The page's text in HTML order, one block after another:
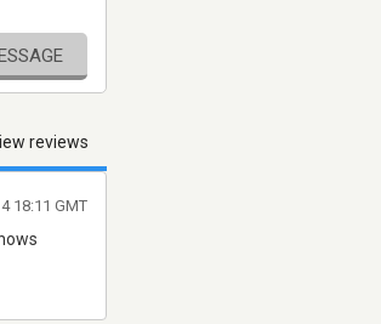
reviews
18:11 GMT